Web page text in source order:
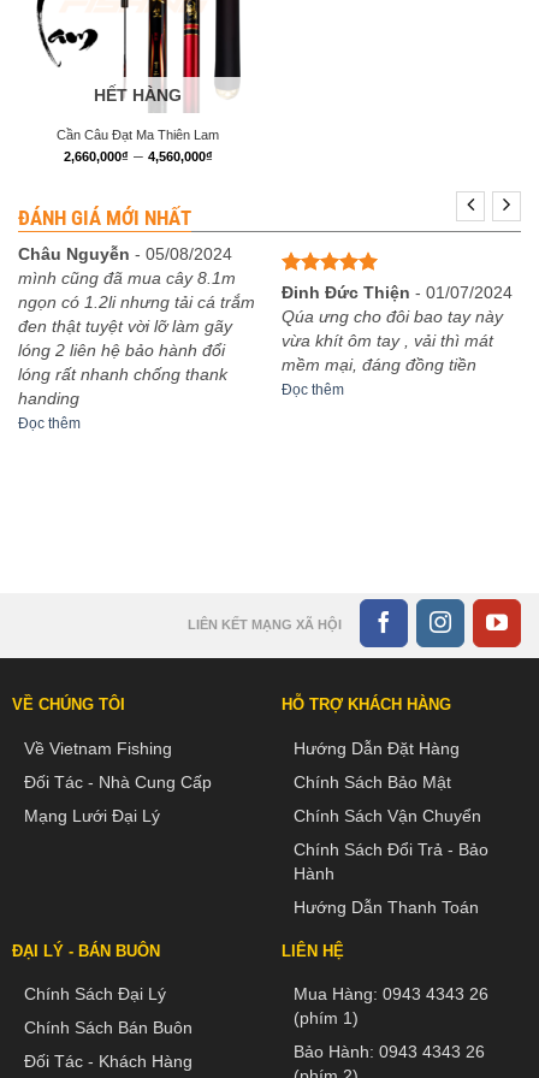
HẾT HÀNG
Cần Câu Đạt Ma Thiên Lam
2,660,000₫ – 4,560,000₫Khoảng
4,560,000₫
ĐÁNH GIÁ MỚI NHẤT
Châu Nguyễn - 05/08/2024
mình cũng đã mua cây 8.1m
ngọn có 1.2li nhưng tải cá trắm
đen thật tuyệt vời lỡ làm gãy
lóng 2 liên hệ bảo hành đổi
lóng rất nhanh chống thank
handing
Đọc thêm
Được xếp
hạng
sao
Đinh Đức Thiện - 01/07/2024
Qúa ưng cho đôi bao tay này
vừa khít ôm tay , vải thì mát
mềm mại, đáng đồng tiền
Đọc thêm
LIÊN KẾT MẠNG XÃ HỘI
VỀ CHÚNG TÔI
Về Vietnam Fishing
Đối Tác - Nhà Cung Cấp
Mạng Lưới Đại Lý
HỖ TRỢ KHÁCH HÀNG
Hướng Dẫn Đặt Hàng
Chính Sách Bảo Mật
Chính Sách Vận Chuyển
Chính Sách Đổi Trả - Bảo
Hành
Hướng Dẫn Thanh Toán
ĐẠI LÝ - BÁN BUÔN
Chính Sách Đại Lý
Chính Sách Bán Buôn
Đối Tác - Khách Hàng
LIÊN HỆ
Mua Hàng: 0943 4343 26
(phím 1)
Bảo Hành: 0943 4343 26